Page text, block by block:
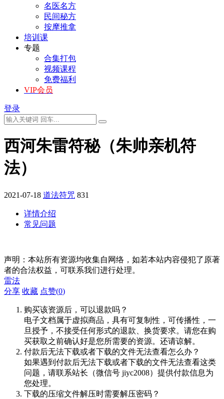
名医名方
民间秘方
按摩推拿
培训课
专题
合集打包
视频课程
免费福利
VIP会员
登录
西河朱雷符秘（朱帅亲机符
法）
2021-07-18 道法符咒 831
详情介绍
常见问题
声明：本站所有资源均收集自网络，如若本站内容侵犯了原著
者的合法权益，可联系我们进行处理。
雷法
分享 收藏 点赞(0)
购买该资源后，可以退款吗？
电子文档属于虚拟商品，具有可复制性，可传播性，一
旦授予，不接受任何形式的退款、换货要求。请您在购
买获取之前确认好是您所需要的资源。还请谅解。
付款后无法下载或者下载的文件无法查看怎么办？
如果遇到付款后无法下载或者下载的文件无法查看这类
问题，请联系站长（微信号 jiyc2008）提供付款信息为
您处理。
下载的压缩文件解压时需要解压密码？